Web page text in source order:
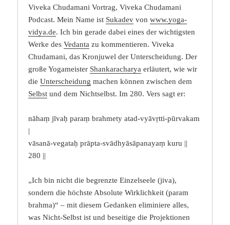
Viveka Chudamani Vortrag, Viveka Chudamani
Podcast. Mein Name ist Sukadev vonwww.yoga-
vidya.de. Ich bin gerade dabei eines der wichtigsten
Werke desVedanta zu kommentieren. Viveka
Chudamani, das Kronjuwel der Unterscheidung. Der
große Yogameister Shankaracharya erläutert, wie wir
dieUnterscheidung machen können zwischen dem
Selbst und dem Nichtselbst. Im 280. Vers sagt er:
nāhaṃ jīvaḥ paraṃ brahmety atad-vyāvṛtti-pūrvakam
|
vāsanā-vegataḥ prāpta-svādhyāsāpanayaṃ kuru ||
280 ||
„Ich bin nicht die begrenzte Einzelseele (jiva),
sondern die höchste Absolute Wirklichkeit (param
brahma)“ – mit diesem Gedanken eliminiere alles,
was Nicht-Selbst ist und beseitige die Projektionen